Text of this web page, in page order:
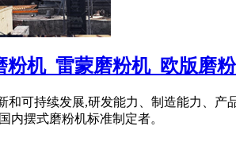
机_雷蒙磨粉机_欧版磨
和可持续发展,研发能力、制造能力、
内摆式磨粉机标准制定者。